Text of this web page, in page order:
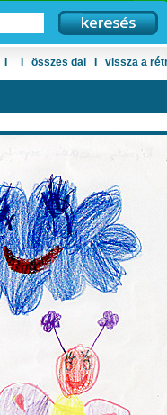
összes dal vissza a